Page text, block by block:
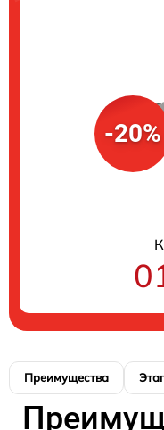
-20%
Преимущества